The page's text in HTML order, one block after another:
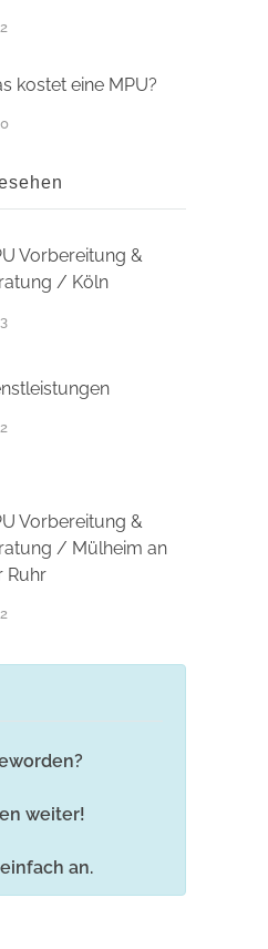
kostet eine MPU?
Vorbereitung &
/ Köln
Vorbereitung &
/ Mülheim an
Ruhr
weiter!
an.